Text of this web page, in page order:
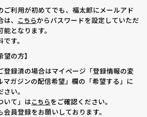
利用が初めてでも、福太郎にメールアド
、 こちらからパスワードを設定していただ
となります。
す。
の方】
登録済の場合はマイページ「登録情報の変
マガジンの配信希望」欄の「希望する」に
い。
いて」はこちらをご確認ください。
員登録をお願いしております。